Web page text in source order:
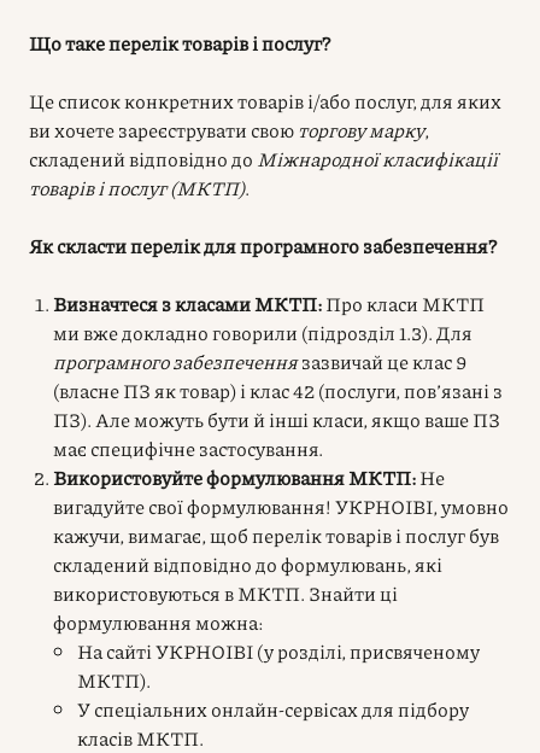
Що таке перелік товарів і послуг?
Це список конкретних товарів і/або послуг, для яких
ви хочете зареєструвати свою торгову марку,
складений відповідно до Міжнародної класифікації
товарів і послуг (МКТП).
Як скласти перелік для програмного забезпечення?
Визначтеся з класами МКТП:Про класи МКТП
ми вже докладно говорили (підрозділ 1.3). Для
програмного забезпеченнязазвичай це клас 9
(власне ПЗ як товар) і клас 42 (послуги, пов’язані з
ПЗ). Але можуть бути й інші класи, якщо ваше ПЗ
має специфічне застосування.
Використовуйте формулювання МКТП:Не
вигадуйте свої формулювання! УКРНОІВІ, умовно
кажучи, вимагає, щоб перелік товарів і послуг був
складений відповідно до формулювань, які
використовуються в МКТП. Знайти ці
формулювання можна:
На сайті УКРНОІВІ (у розділі, присвяченому
МКТП).
У спеціальних онлайн-сервісах для підбору
класів МКТП.